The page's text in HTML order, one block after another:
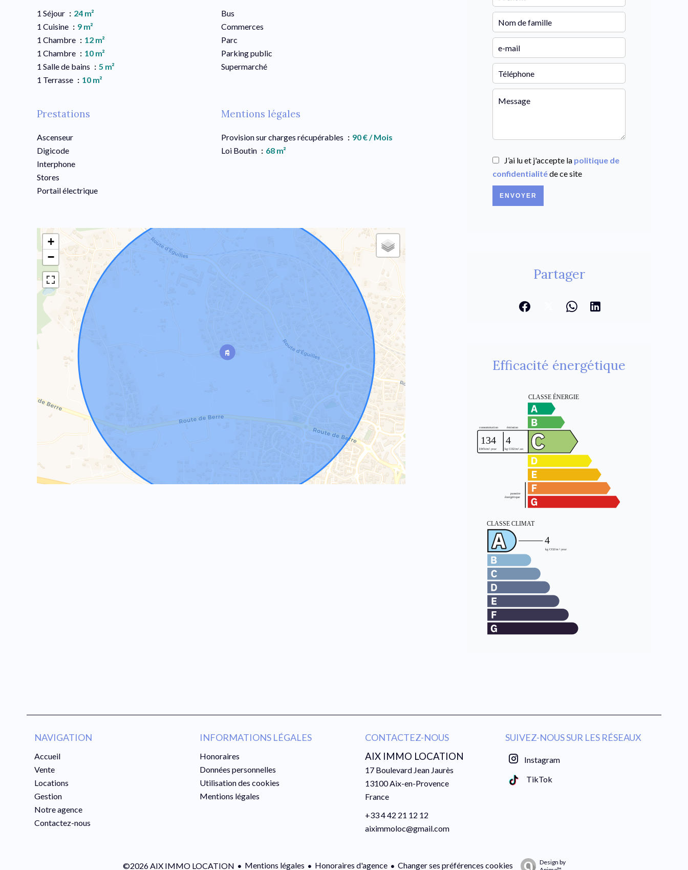
1 Séjour
24 m²
1 Cuisine
9 m²
1 Chambre
12 m²
1 Chambre
10 m²
1 Salle de bains
5 m²
1 Terrasse
10 m²
Bus
Commerces
Parc
Parking public
Supermarché
Prestations
Ascenseur
Digicode
Interphone
Stores
Portail électrique
Mentions légales
Provision sur charges récupérables
90 € / Mois
Loi Boutin
68 m²
+
−
J’ai lu et j'accepte la politique de
confidentialitéde ce site
ENVOYER
Partager
Efficacité énergétique
NAVIGATION
Accueil
Vente
Locations
Gestion
Notre agence
Contactez-nous
INFORMATIONS LÉGALES
Honoraires
Données personnelles
Utilisation des cookies
Mentions légales
CONTACTEZ-NOUS
AIX IMMO LOCATION
17 Boulevard Jean Jaurès
13100Aix-en-Provence
France
+33 4 42 21 12 12
aiximmoloc@gmail.com
SUIVEZ-NOUS SUR LES RÉSEAUX
Instagram
TikTok
©2026 AIX IMMO LOCATION Mentions légales Honoraires d'agence Changer ses préférences cookies
Design by